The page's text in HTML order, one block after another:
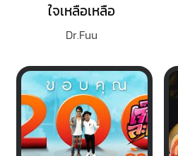
ใจเหลือเหลือ
Dr.Fuu